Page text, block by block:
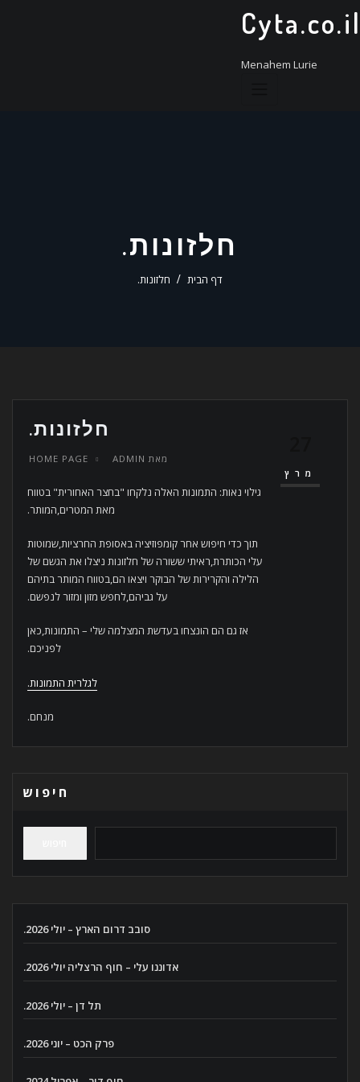
Menahem Lurie
חלזונות.
דף הבית חלזונות.
מרץ
חלזונות.
מאת ADMIN
HOME PAGE
גילוי נאות: התמונות האלה נלקחו "בחצר האחורית" בטווח
מאת המטרים,המותר.
תוך כדי חיפוש אחר קומפוזיציה באסופת החרציות,שמוטות
עלי הכותרת,ראיתי ששורה של חלזונות ניצלו את הגשם של
הלילה והקרירות של הבוקר ויצאו הם,בטווח המותר בתיהם
על גביהם,לחפש מזון ומזור לנפשם.
אז גם הם הונצחו בעדשת המצלמה שלי – התמונות,כאן
לפניכם.
לגלרית התמונות.
מנחם.
חיפוש
סובב דרום הארץ – יולי 2026.
אדוננו עלי – חוף הרצליה יולי 2026.
תל דן – יולי 2026.
פרק הכט – יוני 2026.